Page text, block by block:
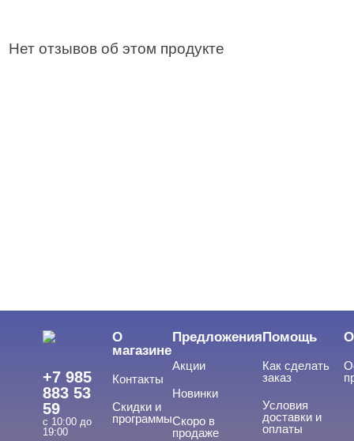
Нет отзывов об этом продукте
+7 985
883 53
59
с 10:00 до
19:00
О
магазине
Контакты
Скидки и
программы
Предложения
Акции
Новинки
Скоро в
продаже
Помощь
Как сделать
заказ
Условия
доставки и
оплаты